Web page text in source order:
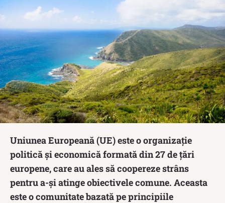
Uniunea Europeană (UE) este o organizație
politică și economică formată din 27 de țări
europene, care au ales să coopereze strâns
pentru a-și atinge obiectivele comune. Aceasta
este o comunitate bazată pe principiile